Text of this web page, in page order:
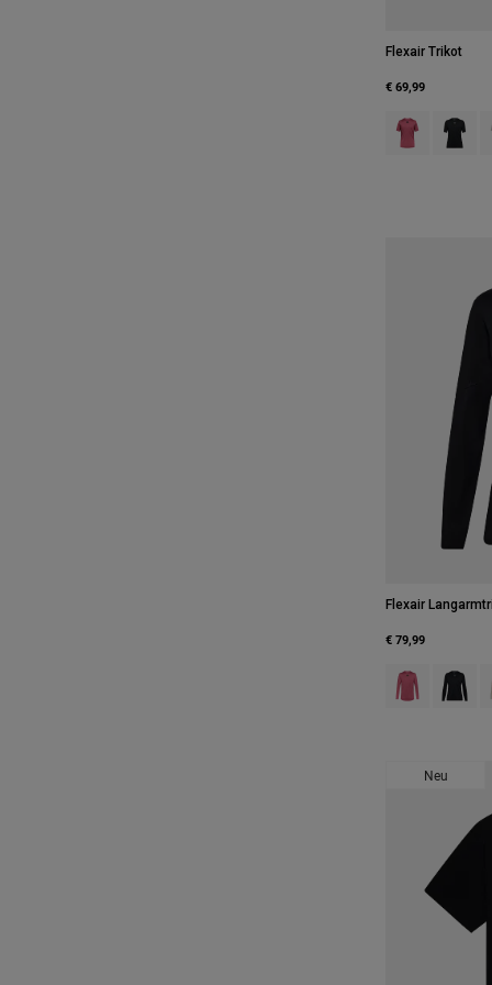
Flexair Trikot
€ 69,99
Product
Flexair
€ 79,99
Product
Neu